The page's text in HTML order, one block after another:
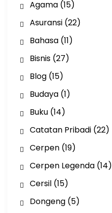
Agama(15)
Asuransi(22)
Bahasa(11)
Bisnis(27)
Blog(15)
Budaya(1)
Buku(14)
Catatan Pribadi(22)
Cerpen(19)
Cerpen Legenda(14)
Cersil(15)
Dongeng(5)